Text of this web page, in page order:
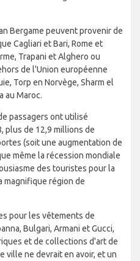
Bergame peuvent provenir de
Cagliari et Bari, Rome et
Trapani et Alghero ou
de l'Union européenne
Torp en Norvège, Sharm el
au Maroc.
passagers ont utilisé
plus de 12,9 millions de
(soit une augmentation de
même la récession mondiale
des touristes pour la
magnifique région de
pour les vêtements de
Bulgari, Armani et Gucci,
et de collections d'art de
ville ne devrait en avoir, et un